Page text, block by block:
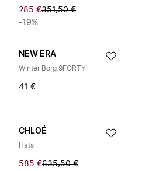
285 €351,50 €
-19%
NEW ERA
Winter Borg 9FORTY
41 €
CHLOÉ
Hats
585 €635,50 €